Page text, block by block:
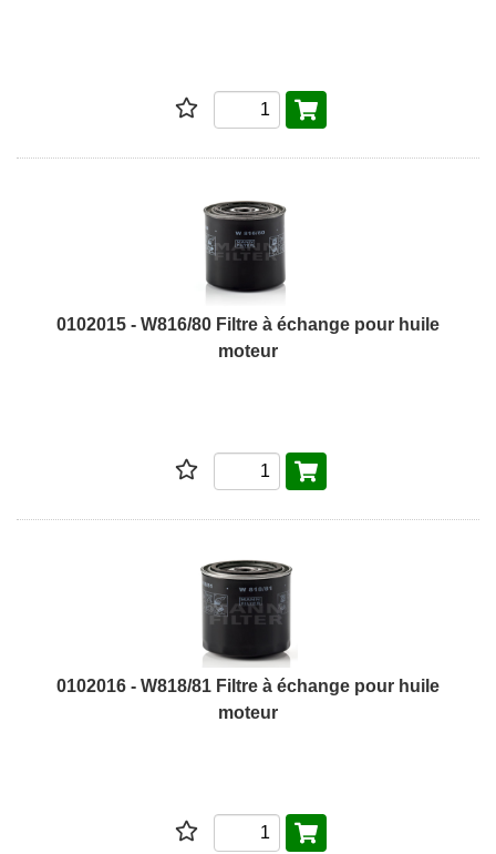
0102015 - W816/80 Filtre à échange pour huile
moteur
0102016 - W818/81 Filtre à échange pour huile
moteur